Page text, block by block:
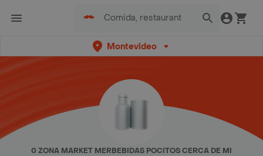
Montevideo
0 ZONA MARKET MERBEBIDAS POCITOS CERCA DE MI